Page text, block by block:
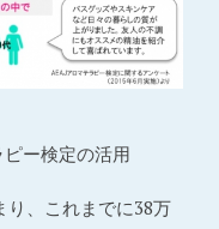
ー検定の活用
り、これまでに38万